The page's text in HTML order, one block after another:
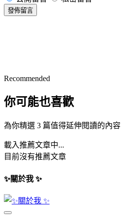
發佈留言
Recommended
你可能也喜歡
為你精選 3 篇值得延伸閱讀的內容
載入推薦文章中...
目前沒有推薦文章
✨關於我 ✨